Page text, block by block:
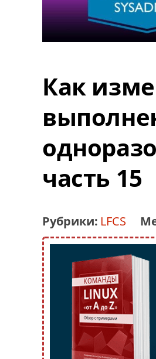
Как
часть 15
Рубрики: LFCS